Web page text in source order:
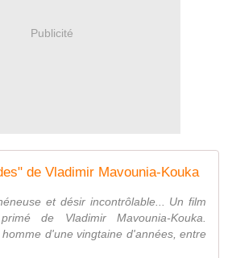
Publicité
de Vladimir Mavounia-Kouka
et désir incontrôlable... Un film
de Vladimir Mavounia-Kouka.
d'une vingtaine d'années, entre